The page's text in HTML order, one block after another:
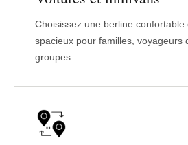
Choisissez une berline confortable
spacieux pour familles, voyageurs
groupes.